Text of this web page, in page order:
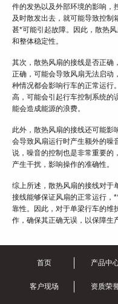
件的发热以及外部环境的影响，
及时散发出去，就可能导致控制
甚*可能引起故障。因此，散热
和整体稳定性。
其次，散热风扇的接线是否正确
正确，可能会导致风扇无法启动
种情况都会影响行车的正常运行
高，可能会引起行车控制系统的
能会造成能源的浪费。
此外，散热风扇的接线还可能影
会导致风扇运行时产生额外的噪
说，噪音的控制也是非常重要的
产生干扰，影响操作的准确性。
综上所述，散热风扇的接线对于
接线能够保证风扇的正常运行，
靠性。因此，对于单梁行车的维
作，确保其正确无误，以保障生
首页 产品中
客户现场 资质荣